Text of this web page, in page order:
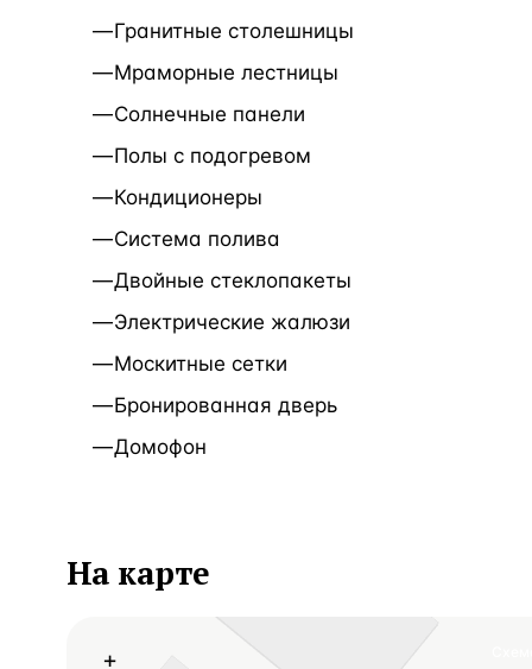
Гранитные столешницы
Мраморные лестницы
Солнечные панели
Полы с подогревом
Кондиционеры
Система полива
Двойные стеклопакеты
Электрические жалюзи
Москитные сетки
Бронированная дверь
Домофон
На карте
+